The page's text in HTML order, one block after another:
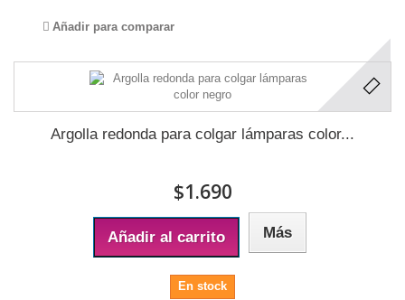
Añadir para comparar
Argolla redonda para colgar lámparas color...
$1.690
Añadir al carrito Más
En stock